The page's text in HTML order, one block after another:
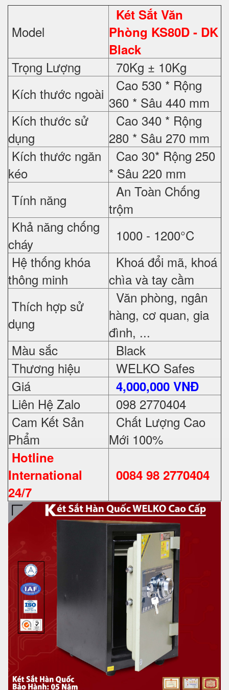
Model
Két Sắt Văn
Phòng KS80D - DK
Black
Trọng Lượng
70Kg ± 10Kg
Kích thước ngoài
Cao 530 * Rộng
360 * Sâu 440 mm
Kích thước sử
dụng
Cao 340 * Rộng
280 * Sâu 270 mm
Kích thước ngăn
kéo
Cao 30* Rộng 250
* Sâu 220 mm
Tính năng
An Toàn Chống
trộm
Khả năng chống
cháy
1000 - 1200°C
Hệ thống khóa
thông minh
Khoá đổi mã, khoá
chìa và tay cầm
Thích hợp sử
dụng
Văn phòng, ngân
hàng, cơ quan, gia
đình, ...
Màu sắc
Black
Thương hiệu
WELKO Safes
Giá
4,000,000 VNĐ
Liên Hệ Zalo
098 2770404
Cam Kết Sản
Phẩm
Chất Lượng Cao
Mới 100%
Hotline
International
24/7
0084 98 2770404